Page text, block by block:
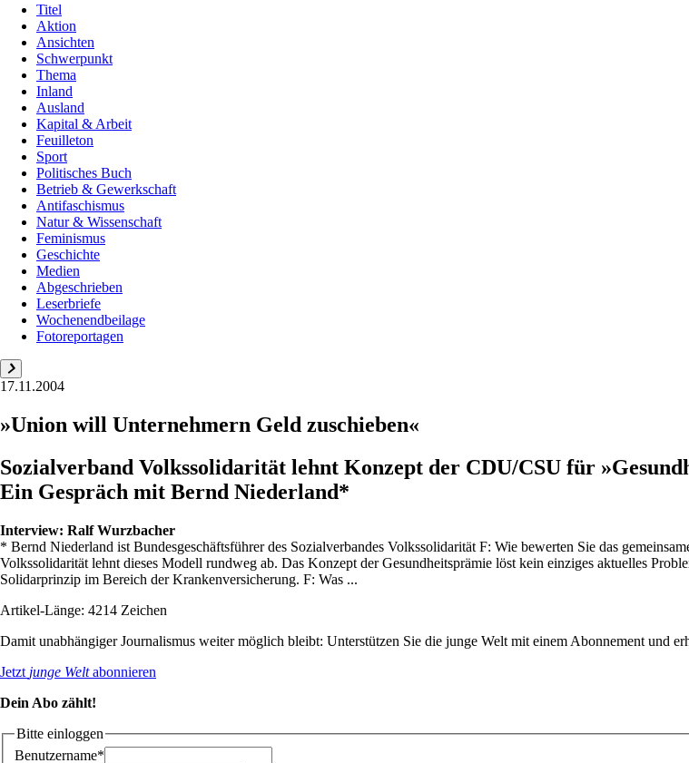
Titel
Aktion
Ansichten
Schwerpunkt
Thema
Inland
Ausland
Kapital & Arbeit
Feuilleton
Sport
Politisches Buch
Betrieb & Gewerkschaft
Antifaschismus
Natur & Wissenschaft
Feminismus
Geschichte
Medien
Abgeschrieben
Leserbriefe
Wochenendbeilage
Fotoreportagen
17.11.2004
»Union will Unternehmern Geld zuschieben«
Sozialverband Volkssolidarität lehnt Konzept der CDU/CSU für
Ein Gespräch mit Bernd Niederland*
Interview: Ralf Wurzbacher
* Bernd Niederland ist Bundesgeschäftsführer des Sozialverbandes Volkssolidarität F: Wie bewerten Sie das
Volkssolidarität lehnt dieses Modell rundweg ab. Das Konzept der Gesundheitsprämie löst kein einziges aktuelles
Solidarprinzip im Bereich der Krankenversicherung. F: Was ...
Artikel-Länge: 4214 Zeichen
Damit unabhängiger Journalismus weiter möglich bleibt: Unterstützen Sie die junge Welt mit einem Abonnement und
Jetzt junge Weltabonnieren
Dein Abo zählt!
Bitte einloggen
Benutzername*